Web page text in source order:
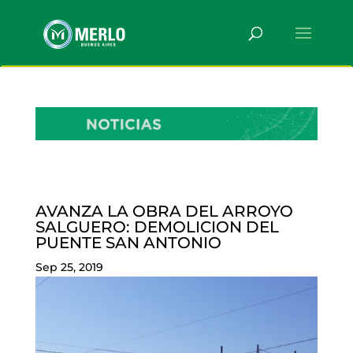
AVANZA LA OBRA DEL ARROYO
SALGUERO: DEMOLICION DEL
PUENTE SAN ANTONIO
Sep 25, 2019